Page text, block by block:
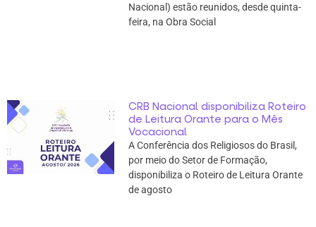
Nacional) estão reunidos, desde quinta-
feira, na Obra Social
CRB Nacional disponibiliza Roteiro
de Leitura Orante para o Mês
Vocacional
A Conferência dos Religiosos do Brasil,
por meio do Setor de Formação,
disponibiliza o Roteiro de Leitura Orante
de agosto